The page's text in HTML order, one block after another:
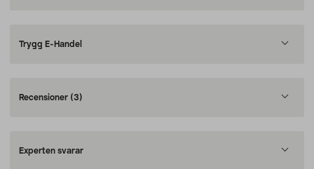
Trygg E-Handel
Recensioner (3)
Experten svarar